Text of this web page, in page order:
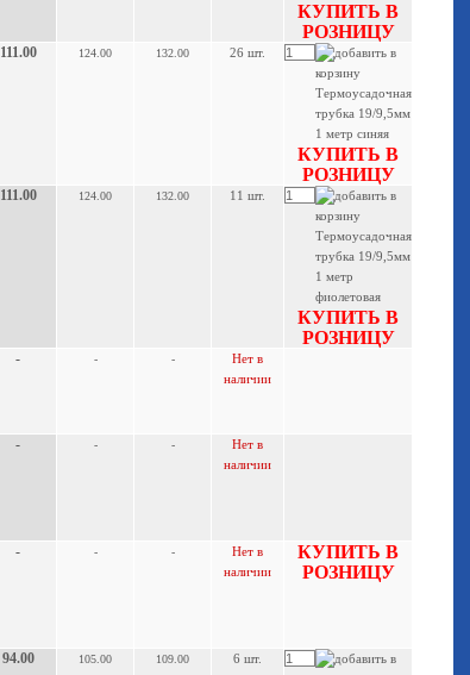
КУПИТЬ В
РОЗНИЦУ
111.00 124.00 132.00 26 шт.
КУПИТЬ В
РОЗНИЦУ
111.00 124.00 132.00 11 шт.
КУПИТЬ В
РОЗНИЦУ
- - -
Нет в
наличии
- - -
Нет в
наличии
- - -
Нет в
наличии
КУПИТЬ В
РОЗНИЦУ
94.00 105.00 109.00 6 шт.